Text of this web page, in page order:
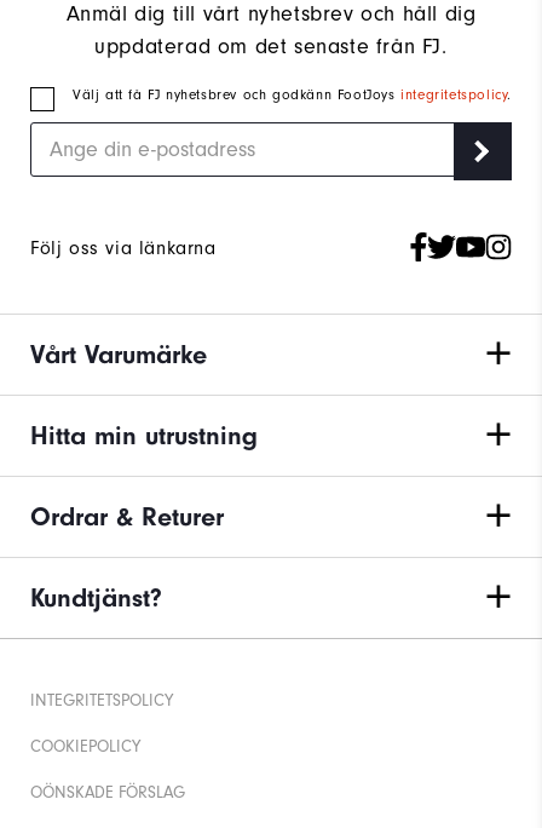
Anmäl dig till vårt nyhetsbrev och håll dig
uppdaterad om det senaste från FJ.
Välj att få FJ nyhetsbrev och godkänn FootJoysintegritetspolicy.
Följ oss via länkarna
Vårt Varumärke
Hitta min utrustning
Ordrar & Returer
Kundtjänst?
INTEGRITETSPOLICY
COOKIEPOLICY
OÖNSKADE FÖRSLAG